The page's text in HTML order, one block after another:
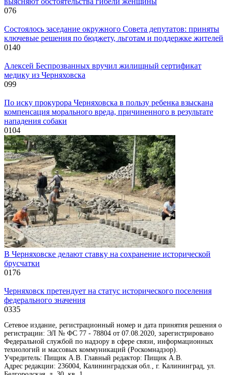
076
Состоялось заседание окружного Совета депутатов: приняты
ключевые решения по бюджету, льготам и поддержке жителей
0140
Алексей Беспрозванных вручил жилищный сертификат
медику из Черняховска
099
По иску прокурора Черняховска в пользу ребенка взыскана
компенсация морального вреда, причиненного в результате
нападения собаки
0104
В Черняховске делают ставку на сохранение исторической
брусчатки
0176
Черняховск претендует на статус исторического поселения
федерального значения
0335
Сетевое издание, регистрационный номер и дата принятия решения о
регистрации: ЭЛ № ФС 77 - 78804 от 07.08.2020, зарегистрировано
Федеральной службой по надзору в сфере связи, информационных
технологий и массовых коммуникаций (Роскомнадзор).
Учредитель: Пищик А.В. Главный редактор: Пищик А.В.
Адрес редакции: 236004, Калининградская обл., г. Калининград, ул.